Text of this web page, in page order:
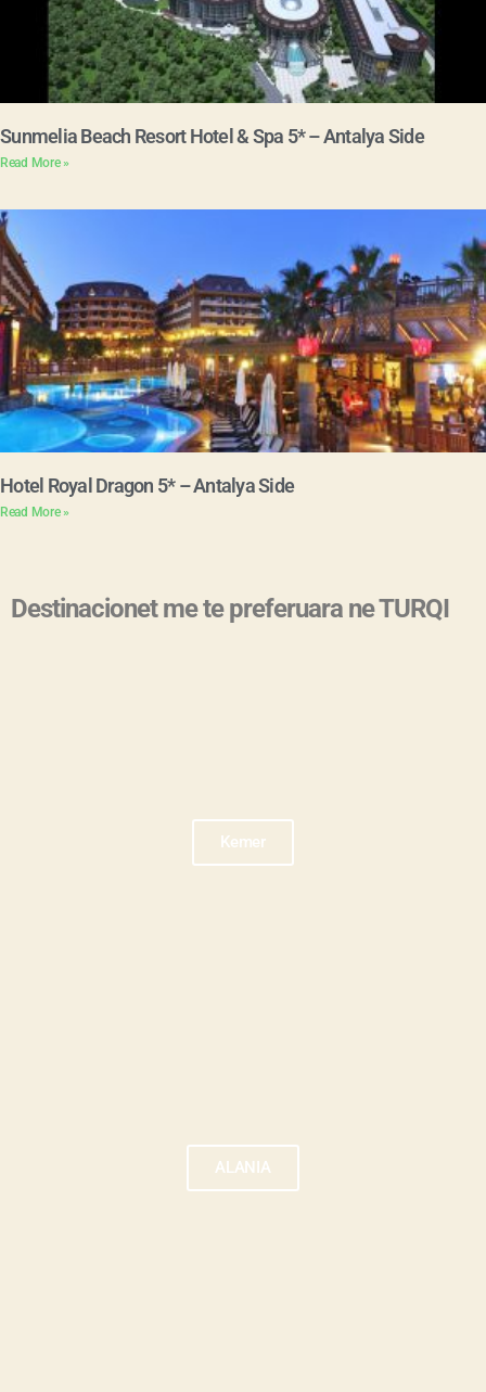
Sunmelia Beach Resort Hotel & Spa 5* – Antalya Side
Read More »
Hotel Royal Dragon 5* – Antalya Side
Read More »
Destinacionet me te preferuara ne TURQI
Kemer
ALANIA